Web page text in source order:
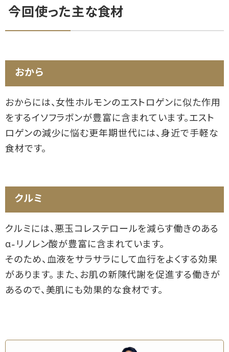
今回使った主な食材
おから
おからには、女性ホルモンのエストロゲンに似た作用
をするイソフラボンが豊富に含まれています。エスト
ロゲンの減少に悩む更年期世代には、身近で手軽な
食材です。
クルミ
クルミには、悪玉コレステロールを減らす働きのある
α-リノレン酸が豊富に含まれています。
そのため、血液をサラサラにして血行をよくする効果
があります。 また、お肌の新陳代謝を促進する働きが
あるので、美肌にも効果的な食材です。